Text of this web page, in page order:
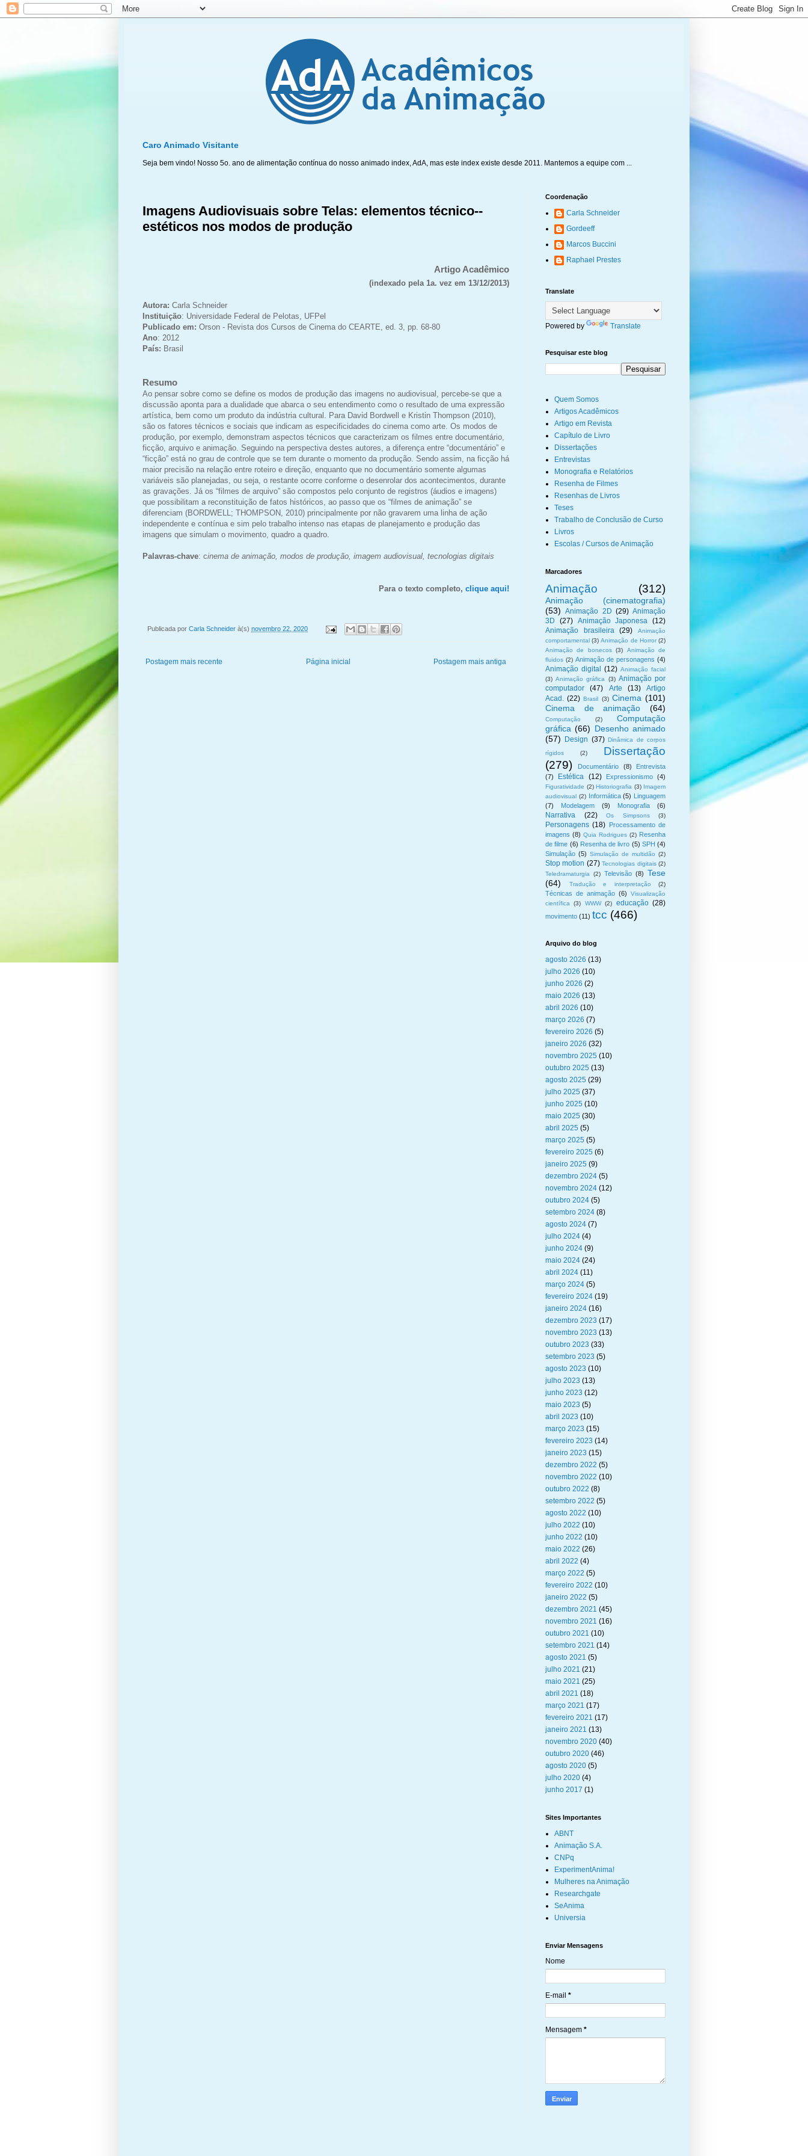
Caro Animado Visitante
Seja bem vindo! Nosso 5o. ano de alimentação contínua do nosso animado index, AdA, mas este index existe desde 2011. Mantemos a equipe com ...
Imagens Audiovisuais sobre Telas: elementos técnico-­
estéticos nos modos de produção
Artigo Acadêmico
(indexado pela 1a. vez em 13/12/2013)
Autora: Carla Schneider
Instituição: Universidade Federal de Pelotas, UFPel
Publicado em: Orson - Revista dos Cursos de Cinema do CEARTE, ed. 3, pp. 68-80
Ano: 2012
País: Brasil
Resumo
Ao pensar sobre como se define os modos de produção das imagens no audiovisual, percebe-se que a
discussão aponta para a dualidade que abarca o seu entendimento como o resultado de uma expressão
artística, bem como um produto da indústria cultural. Para David Bordwell e Kristin Thompson (2010),
são os fatores técnicos e sociais que indicam as especificidades do cinema como arte. Os modos de
produção, por exemplo, demonstram aspectos técnicos que caracterizam os filmes entre documentário,
ficção, arquivo e animação. Seguindo na perspectiva destes autores, a diferença entre “documentário” e
“ficção” está no grau de controle que se tem durante o momento da produção. Sendo assim, na ficção há
maior precisão na relação entre roteiro e direção, enquanto que no documentário somente algumas
variáveis são planejadas, ou seja, o restante ocorre conforme o desenrolar dos acontecimentos, durante
as gravações. Já os “filmes de arquivo” são compostos pelo conjunto de registros (áudios e imagens)
que possibilitam a reconstituição de fatos históricos, ao passo que os “filmes de animação” se
diferenciam (BORDWELL; THOMPSON, 2010) principalmente por não gravarem uma linha de ação
independente e contínua e sim pelo trabalho intenso nas etapas de planejamento e produção das
imagens que simulam o movimento, quadro a quadro.
Palavras-chave: cinema de animação, modos de produção, imagem audiovisual, tecnologias digitais
Para o texto completo, clique aqui!
Publicada por Carla Schneider à(s) novembro 22, 2020
Postagem mais recente Postagem mais antiga
Página inicial
Coordenação
Carla Schneider
Gordeeff
Marcos Buccini
Raphael Prestes
Translate
Powered by Translate
Pesquisar este blog
Quem Somos
Artigos Acadêmicos
Artigo em Revista
Capítulo de Livro
Dissertações
Entrevistas
Monografia e Relatórios
Resenha de Filmes
Resenhas de Livros
Teses
Trabalho de Conclusão de Curso
Livros
Escolas / Cursos de Animação
Marcadores
Animação (312)
Animação (cinematografia)
(53) Animação 2D (29) Animação
3D
(27) Animação Japonesa (12)
Animação brasileira
(29)
Animação
comportamental (3) Animação de Horror (2)
Animação de bonecos (3)
Animação de
fluidos (2) Animação de personagens (4)
Animação digital (12) Animação facial
(3) Animação gráfica (3) Animação por
computador
(47) Arte (13)
Artigo
Acad. (22) Brasil (3) Cinema (101)
Cinema de animação
(64)
Computação (2)
Computação
gráfica (66) Desenho animado
(57)
Design (37) Dinâmica de corpos
rígidos
(2)
Dissertação
(279)
Documentário (8)
Entrevista
(7)
Estética (12) Expressionismo (4)
Figuratividade (2) Historiografia (3) Imagem
audiovisual (2) Informática (5) Linguagem
(7)
Modelagem (9) Monografia (6)
Narrativa (22) Os Simpsons (3)
Personagens (18) Processamento de
imagens (8) Quia Rodrigues (2) Resenha
de filme (6) Resenha de livro (5) SPH (4)
Simulação (5) Simulação de multidão (2)
Stop motion (27) Tecnologias digitais (2)
Teledramaturgia
(2) Televisão (8) Tese
(64)
Tradução e interpretação (2)
Técnicas de animação (6)
Visualização
científica
(3) WWW (2) educação (28)
movimento (11) tcc (466)
Arquivo do blog
agosto 2026 (13)
julho 2026 (10)
junho 2026 (2)
maio 2026 (13)
abril 2026 (10)
março 2026 (7)
fevereiro 2026 (5)
janeiro 2026 (32)
novembro 2025 (10)
outubro 2025 (13)
agosto 2025 (29)
julho 2025 (37)
junho 2025 (10)
maio 2025 (30)
abril 2025 (5)
março 2025 (5)
fevereiro 2025 (6)
janeiro 2025 (9)
dezembro 2024 (5)
novembro 2024 (12)
outubro 2024 (5)
setembro 2024 (8)
agosto 2024 (7)
julho 2024 (4)
junho 2024 (9)
maio 2024 (24)
abril 2024 (11)
março 2024 (5)
fevereiro 2024 (19)
janeiro 2024 (16)
dezembro 2023 (17)
novembro 2023 (13)
outubro 2023 (33)
setembro 2023 (5)
agosto 2023 (10)
julho 2023 (13)
junho 2023 (12)
maio 2023 (5)
abril 2023 (10)
março 2023 (15)
fevereiro 2023 (14)
janeiro 2023 (15)
dezembro 2022 (5)
novembro 2022 (10)
outubro 2022 (8)
setembro 2022 (5)
agosto 2022 (10)
julho 2022 (10)
junho 2022 (10)
maio 2022 (26)
abril 2022 (4)
março 2022 (5)
fevereiro 2022 (10)
janeiro 2022 (5)
dezembro 2021 (45)
novembro 2021 (16)
outubro 2021 (10)
setembro 2021 (14)
agosto 2021 (5)
julho 2021 (21)
maio 2021 (25)
abril 2021 (18)
março 2021 (17)
fevereiro 2021 (17)
janeiro 2021 (13)
novembro 2020 (40)
outubro 2020 (46)
agosto 2020 (5)
julho 2020 (4)
junho 2017 (1)
Sites Importantes
ABNT
Animação S.A.
CNPq
ExperimentAnima!
Mulheres na Animação
Researchgate
SeAnima
Universia
Enviar Mensagens
Nome
E-mail *
Mensagem *